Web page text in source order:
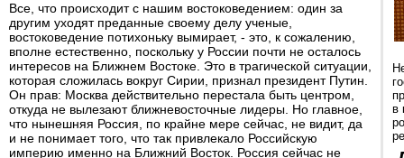
Все, что происходит с нашим востоковедением: один за
другим уходят преданные своему делу ученые,
востоковедение потихоньку вымирает, - это, к сожалению,
вполне естественно, поскольку у России почти не осталось
интересов на Ближнем Востоке. Это в трагической ситуации,
которая сложилась вокруг Сирии, признал президент Путин.
Он прав: Москва действительно перестала быть центром,
откуда не вылезают ближневосточные лидеры. Но главное,
что нынешняя Россия, по крайне мере сейчас, не видит, да
и не понимает того, что так привлекало Российскую
империю именно на Ближний Восток. Россия сейчас не
в